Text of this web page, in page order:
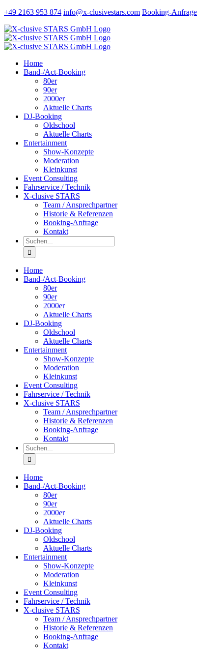
Zum
springen
+49 2163 953 874 info@x-clusivestars.com Booking-Anfrage
Facebook
Instagram
LinkedIn
Xing
Home
Band-/Act-Booking
80er
90er
2000er
Aktuelle Charts
DJ-Booking
Oldschool
Aktuelle Charts
Entertainment
Show-Konzepte
Moderation
Kleinkunst
Event Consulting
Fahrservice / Technik
X-clusive STARS
Team / Ansprechpartner
Historie & Referenzen
Booking-Anfrage
Kontakt
Suche
nach:
Home
Band-/Act-Booking
80er
90er
2000er
Aktuelle Charts
DJ-Booking
Oldschool
Aktuelle Charts
Entertainment
Show-Konzepte
Moderation
Kleinkunst
Event Consulting
Fahrservice / Technik
X-clusive STARS
Team / Ansprechpartner
Historie & Referenzen
Booking-Anfrage
Kontakt
Suche
nach:
Home
Band-/Act-Booking
80er
90er
2000er
Aktuelle Charts
DJ-Booking
Oldschool
Aktuelle Charts
Entertainment
Show-Konzepte
Moderation
Kleinkunst
Event Consulting
Fahrservice / Technik
X-clusive STARS
Team / Ansprechpartner
Historie & Referenzen
Booking-Anfrage
Kontakt